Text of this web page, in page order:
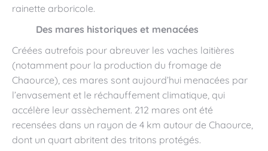
rainette arboricole.
Des mares historiques et menacées
Créées autrefois pour abreuver les vaches laitières
(notamment pour la production du fromage de
Chaource), ces mares sont aujourd’hui menacées par
l’envasement et le réchauffement climatique, qui
accélère leur assèchement. 212 mares ont été
recensées dans un rayon de 4 km autour de Chaource,
dont un quart abritent des tritons protégés.